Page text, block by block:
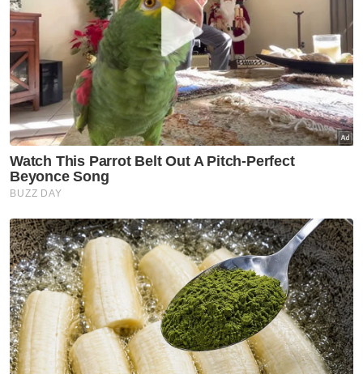
Artikel Berkaitan:
Kawal ketat semua pintu masuk negara
‘Dia mungkin perisik Israel’
Mindef, KDN jalin kerjasama kongsi maklumat
susulan penahanan lelaki Israel
Tahan lelaki Israel: Suami isteri dipercayai beli
senjata di Thailand
Tahan lelaki Israel: Polis tingkat kawalan
keselamatan Agong, PM
Polis tahan lelaki Israel bersama enam senjata api di
Polis turut menemui enam pistol termasuk
SIG Sauer, Smith dan Wesson serta Glock
selain 200 butir peluru.
Turut dijumpai, dua pasport dimiliki lelaki
berkenaan iaitu pasport Perancis yang
digunakannya untuk masuk ke Malaysia dari